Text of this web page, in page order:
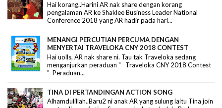
Hai korang..Harini AR nak share dengan korang
pengalaman AR ke Shaklee Business Leader National
Conference 2018 yang AR hadir pada hari...
MENANGI PERCUTIAN PERCUMA DENGAN
MENYERTAI TRAVELOKA CNY 2018 CONTEST
Hai uolls, AR nak share ni. Tau tak Traveloka sedang
menganjurkan peraduan " Traveloka CNY 2018 Contest
" Peraduan...
TINA DI PERTANDINGAN ACTION SONG
Alhamdulillah..Baru2 ni anak AR yang sulung iaitu Tina join